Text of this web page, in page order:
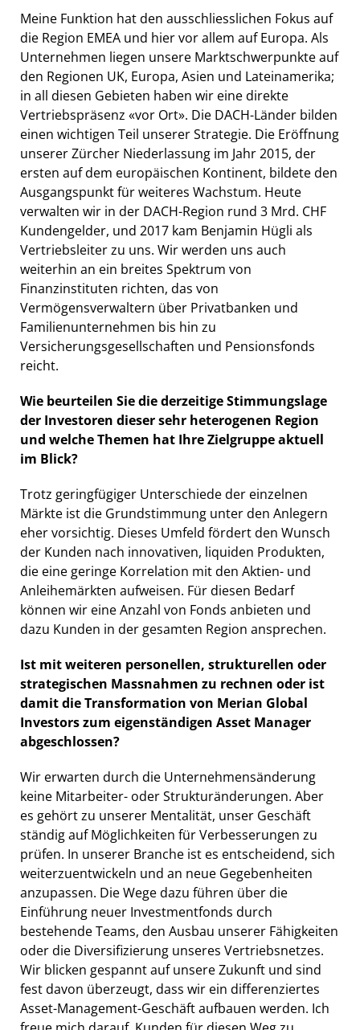
Meine Funktion hat den ausschliesslichen Fokus auf
die Region EMEA und hier vor allem auf Europa. Als
Unternehmen liegen unsere Marktschwerpunkte auf
den Regionen UK, Europa, Asien und Lateinamerika;
in all diesen Gebieten haben wir eine direkte
Vertriebspräsenz «vor Ort». Die DACH-Länder bilden
einen wichtigen Teil unserer Strategie. Die Eröffnung
unserer Zürcher Niederlassung im Jahr 2015, der
ersten auf dem europäischen Kontinent, bildete den
Ausgangspunkt für weiteres Wachstum. Heute
verwalten wir in der DACH-Region rund 3 Mrd. CHF
Kundengelder, und 2017 kam Benjamin Hügli als
Vertriebsleiter zu uns. Wir werden uns auch
weiterhin an ein breites Spektrum von
Finanzinstituten richten, das von
Vermögensverwaltern über Privatbanken und
Familienunternehmen bis hin zu
Versicherungsgesellschaften und Pensionsfonds
reicht.
Wie beurteilen Sie die derzeitige Stimmungslage
der Investoren dieser sehr heterogenen Region
und welche Themen hat Ihre Zielgruppe aktuell
im Blick?
Trotz geringfügiger Unterschiede der einzelnen
Märkte ist die Grundstimmung unter den Anlegern
eher vorsichtig. Dieses Umfeld fördert den Wunsch
der Kunden nach innovativen, liquiden Produkten,
die eine geringe Korrelation mit den Aktien- und
Anleihemärkten aufweisen. Für diesen Bedarf
können wir eine Anzahl von Fonds anbieten und
dazu Kunden in der gesamten Region ansprechen.
Ist mit weiteren personellen, strukturellen oder
strategischen Massnahmen zu rechnen oder ist
damit die Transformation von Merian Global
Investors zum eigenständigen Asset Manager
abgeschlossen?
Wir erwarten durch die Unternehmensänderung
keine Mitarbeiter- oder Strukturänderungen. Aber
es gehört zu unserer Mentalität, unser Geschäft
ständig auf Möglichkeiten für Verbesserungen zu
prüfen. In unserer Branche ist es entscheidend, sich
weiterzuentwickeln und an neue Gegebenheiten
anzupassen. Die Wege dazu führen über die
Einführung neuer Investmentfonds durch
bestehende Teams, den Ausbau unserer Fähigkeiten
oder die Diversifizierung unseres Vertriebsnetzes.
Wir blicken gespannt auf unsere Zukunft und sind
fest davon überzeugt, dass wir ein differenziertes
Asset-Management-Geschäft aufbauen werden. Ich